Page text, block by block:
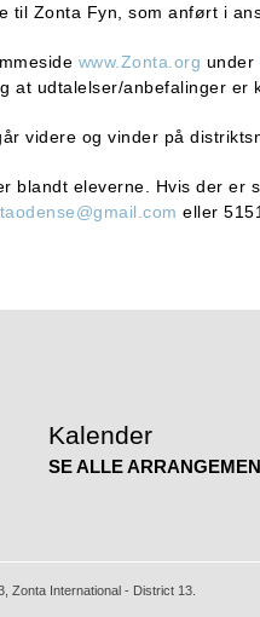
til Zonta Fyn, som anført i
www.Zonta.org under
at udtalelser/anbefalinger er
videre og vinder på
eleverne. Hvis der er
eller
Kalender
SE ALLE
Zonta International - District 13.